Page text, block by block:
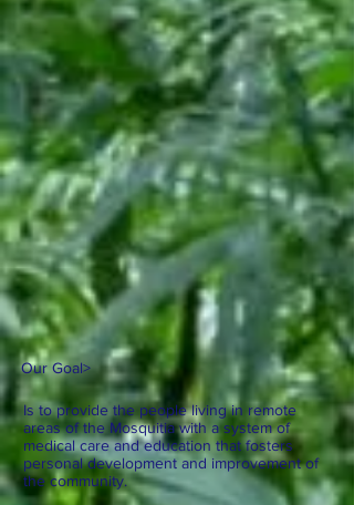
Our Goal>
Is to provide the people living in remote
areas of the Mosquitia with a system of
medical care and education that fosters
personal development and improvement of
the community.